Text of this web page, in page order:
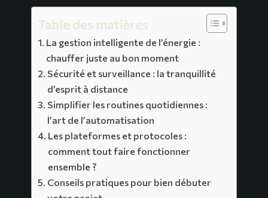
Table des matières
La gestion intelligente de l’énergie :
chauffer juste au bon moment
Sécurité et surveillance : la tranquillité
d’esprit à distance
Simplifier les routines quotidiennes :
l’art de l’automatisation
Les plateformes et protocoles :
comment tout faire fonctionner
ensemble ?
Conseils pratiques pour bien débuter